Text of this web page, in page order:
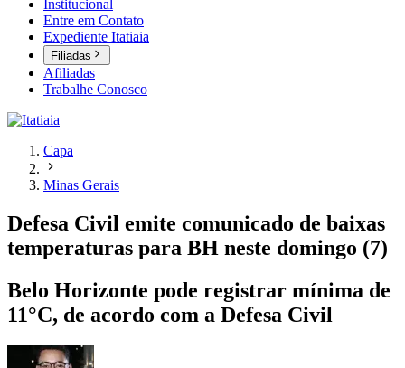
Institucional
Entre em Contato
Expediente Itatiaia
Filiadas
Afiliadas
Trabalhe Conosco
Capa
Minas Gerais
Defesa Civil emite comunicado de baixas
temperaturas para BH neste domingo (7)
Belo Horizonte pode registrar mínima de
11°C, de acordo com a Defesa Civil